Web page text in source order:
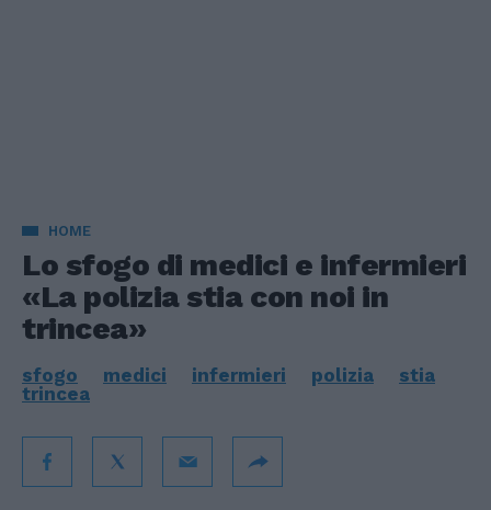
HOME
Lo sfogo di medici e infermieri
«La polizia stia con noi in
trincea»
sfogo medici infermieri polizia
stia
trincea